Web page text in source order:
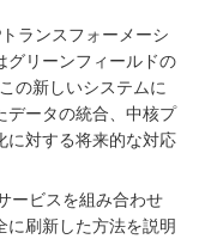
ランスフォーメーシ
グリーンフィールドの
の新しいシステムに
データの統合、中核プ
に対する将来的な対応
ービスを組み合わせ
に刷新した方法を説明